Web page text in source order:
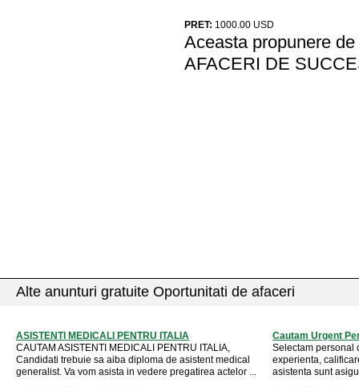
PRET: 1000.00 USD
Aceasta propunere
AFACERI DE
Alte anunturi gratuite Oportunitati de afaceri
ASISTENTI MEDICALI PENTRU ITALIA
CAUTAM ASISTENTI MEDICALI PENTRU ITALIA,
Candidati trebuie sa aiba diploma de asistent medical
generalist. Va vom asista in vedere pregatirea actelor ...
Cautam Urgent
Selectam personal
experienta,
asistenta sunt